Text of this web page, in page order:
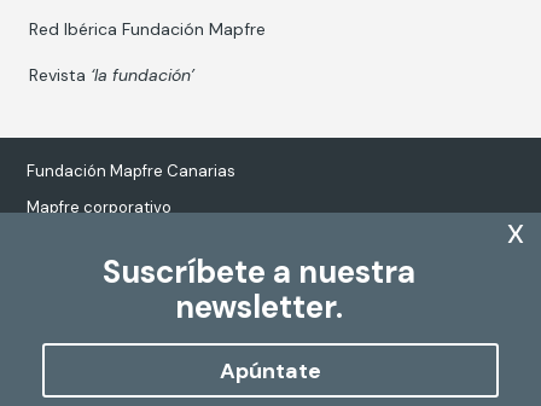
Suscríbete a nuestra
newsletter.
Apúntate
x
Red Ibérica Fundación Mapfre
Revista ‘la fundación’
Fundación Mapfre Canarias
Mapfre corporativo
Tratamiento de datos personales
Política de Cookies